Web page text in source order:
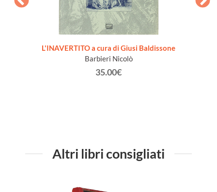
L'INAVERTITO a cura di Giusi Baldissone
Barbieri Nicolò
35.00€
Altri libri consigliati